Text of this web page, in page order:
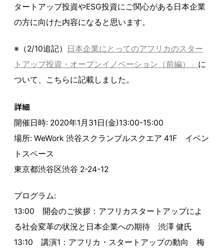
タートアップ投資やESG投資にご関心がある日本企業
の方に向けた内容になると思います。
※（2/10追記）
日本企業にとってのアフリカのスター
トアップ投資・オープンイノベーション（前編）」 に
ついて、こちらに記載しました。
詳細
開催日時: 2020年1月31日(金)13:00-15:00
場所: WeWork 渋谷スクランブルスクエア 41F イベン
トスペース
東京都渋谷区渋谷 2-24-12
プログラム:
13:00 開会のご挨拶：アフリカスタートアップによ
る社会変革の状況と日本企業への期待 渋澤 健氏
13:10 講演1：アフリカ・スタートアップの動向 梅